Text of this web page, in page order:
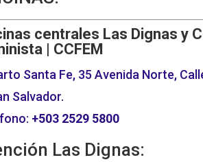
centrales Las Dignas y
| CCFEM
Santa Fe, 35 Avenida Norte,
Salvador.
+503 2529 5800
Las Dignas: